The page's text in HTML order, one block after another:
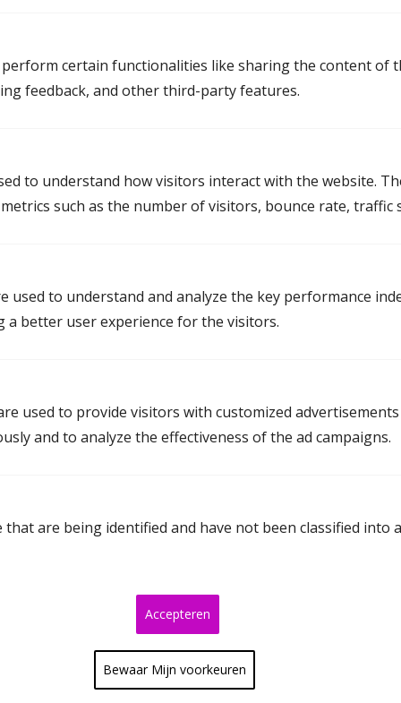
certain functionalities like sharing the content of
feedback, and other third-party features.
to understand how visitors interact with the website.
such as the number of visitors, bounce rate, traffic
used to understand and analyze the key performance
a better user experience for the visitors.
used to provide visitors with customized
and to analyze the effectiveness of the ad campaigns.
are being identified and have not been classified into
Bewaar Mijn voorkeuren
Accepteren
Mediator Groningen
Mediator Delfzijl
Mediator Leeuwarden
Mediator Heerenveen
Mediation Oosterwolde
Mediator Assen
Mediator Hoogeveen